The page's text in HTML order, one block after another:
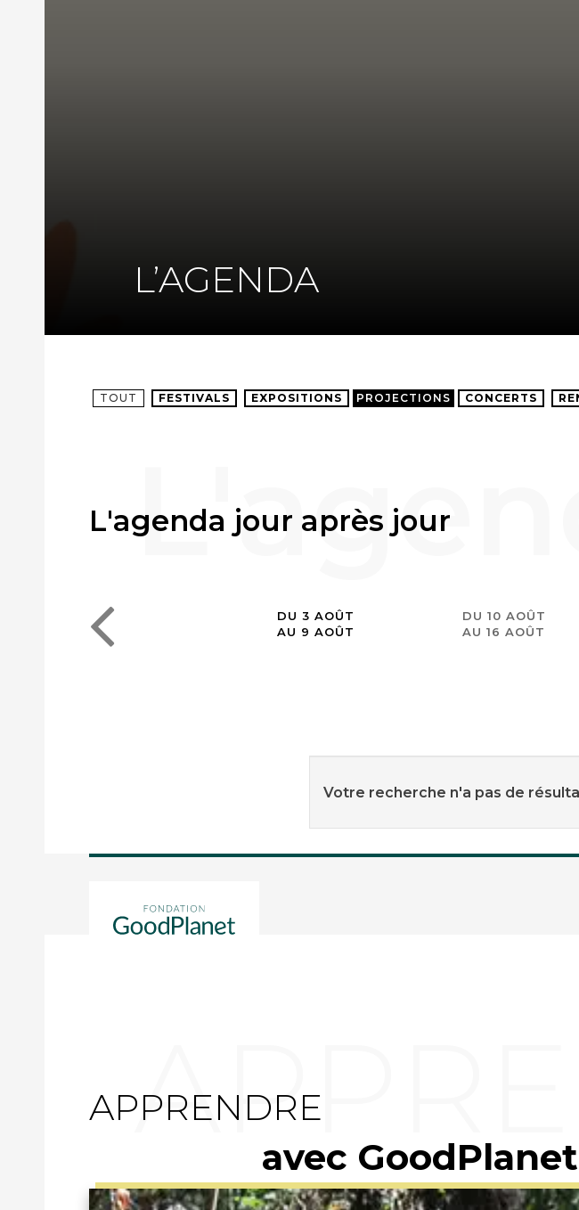
L’AGENDA
TOUT FESTIVALS EXPOSITIONS PROJECTIONS CONCERTS
L'agenda jour après jour
DU 3 AOÛT
AU 9 AOÛT
DU 10 AOÛT
AU 16 AOÛT
Votre recherche n'a pas de
APPRENDRE
avec GoodPlanet